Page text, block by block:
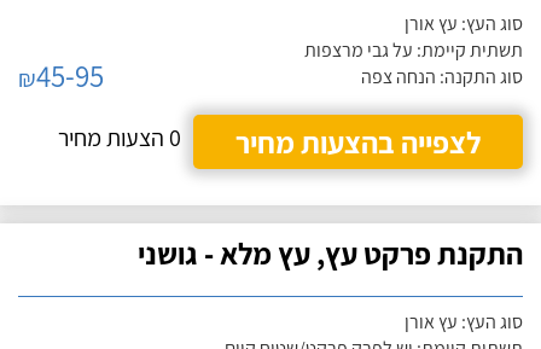
סוג העץ: עץ אורן
תשתית קיימת: על גבי מרצפות
סוג התקנה: הנחה צפה
₪45-95
לצפייה בהצעות מחיר
0 הצעות מחיר
התקנת פרקט עץ, עץ מלא - גושני
סוג העץ: עץ אורן